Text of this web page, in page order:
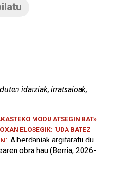
idatziak, irratsaioak,
MODU ATSEGIN BAT»
ELOSEGIK: 'UDA BATEZ
. Alberdaniak argitaratu du
obra hau (Berria, 2026-